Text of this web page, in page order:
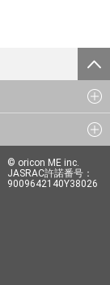
© oricon ME inc.
JASRAC許諾番号：
9009642140Y38026